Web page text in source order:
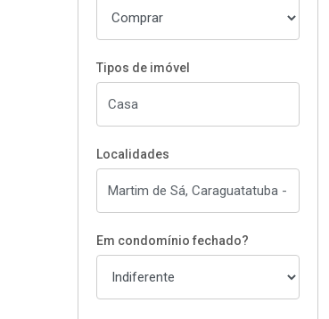
Tipos de imóvel
Localidades
Em condomínio fechado?